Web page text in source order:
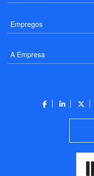
Empregos
A Empresa